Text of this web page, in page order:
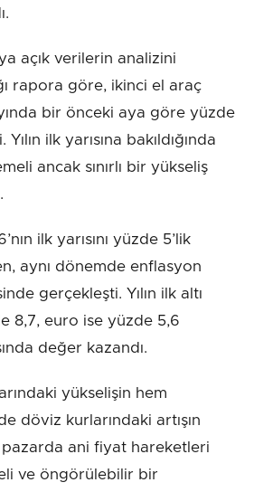
açık verilerin analizini
rapora göre, ikinci el araç
bir önceki aya göre yüzde
ilk yarısına bakıldığında
ancak sınırlı bir yükseliş
ilk yarısını yüzde 5’lik
aynı dönemde enflasyon
gerçekleşti. Yılın ilk altı
8,7, euro ise yüzde 5,6
değer kazandı.
yükselişin hem
döviz kurlarındaki artışın
pazarda ani fiyat hareketleri
ve öngörülebilir bir